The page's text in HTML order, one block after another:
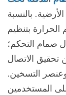
بالنسبة
الحرارة بتنظيم
صمام التحكم؛
تحقيق الاتصال
وعنصر التسخين.
المستخدمين